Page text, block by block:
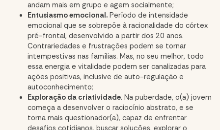
andam mais em grupo e agem socialmente;
Entusiasmo emocional. Período de intensidade
emocional que se sobrepõe à racionalidade do córtex
pré-frontal, desenvolvido a partir dos 20 anos.
Contrariedades e frustrações podem se tornar
intempestivas nas famílias. Mas, no seu melhor, todo
essa energia e vitalidade podem ser canalizadas para
ações positivas, inclusive de auto-regulação e
autoconhecimento;
Exploração da criatividade. Na puberdade, o(a) jovem
começa a desenvolver o raciocínio abstrato, e se
torna mais questionador(a), capaz de enfrentar